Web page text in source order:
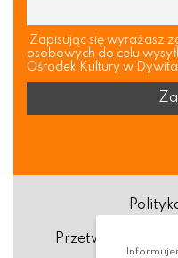
Zapisując się wyrażasz
osobowych do celu
Ośrodek Kultury w
Przetwarzanie